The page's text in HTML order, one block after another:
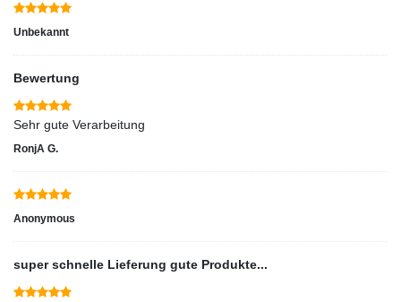
Unbekannt
Bewertung
Sehr gute Verarbeitung
RonjA G.
Anonymous
super schnelle Lieferung gute Produkte...